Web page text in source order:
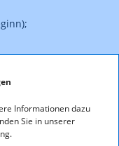
Informationen dazu
Sie in unserer